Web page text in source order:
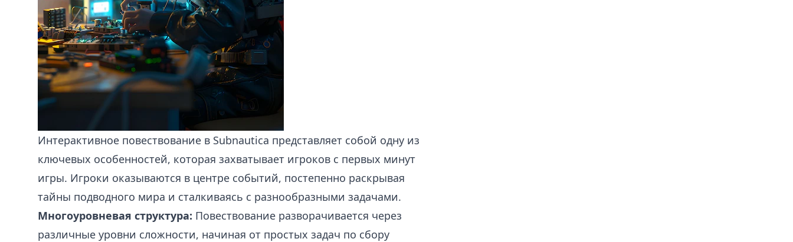
Интерактивное повествование в Subnautica представляет собой одну из
ключевых особенностей, которая захватывает игроков с первых минут
игры. Игроки оказываются в центре событий, постепенно раскрывая
тайны подводного мира и сталкиваясь с разнообразными задачами.
Многоуровневая структура: Повествование разворачивается через
различные уровни сложности, начиная от простых задач по сбору